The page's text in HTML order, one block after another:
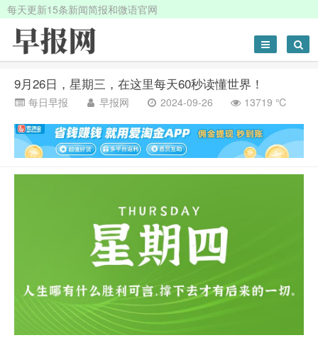
每天更新15条新闻简报和微语官网
9月26日，星期三，在这里每天60秒读懂世界！
每日早报 早报网 2024-09-26 13719 ℃